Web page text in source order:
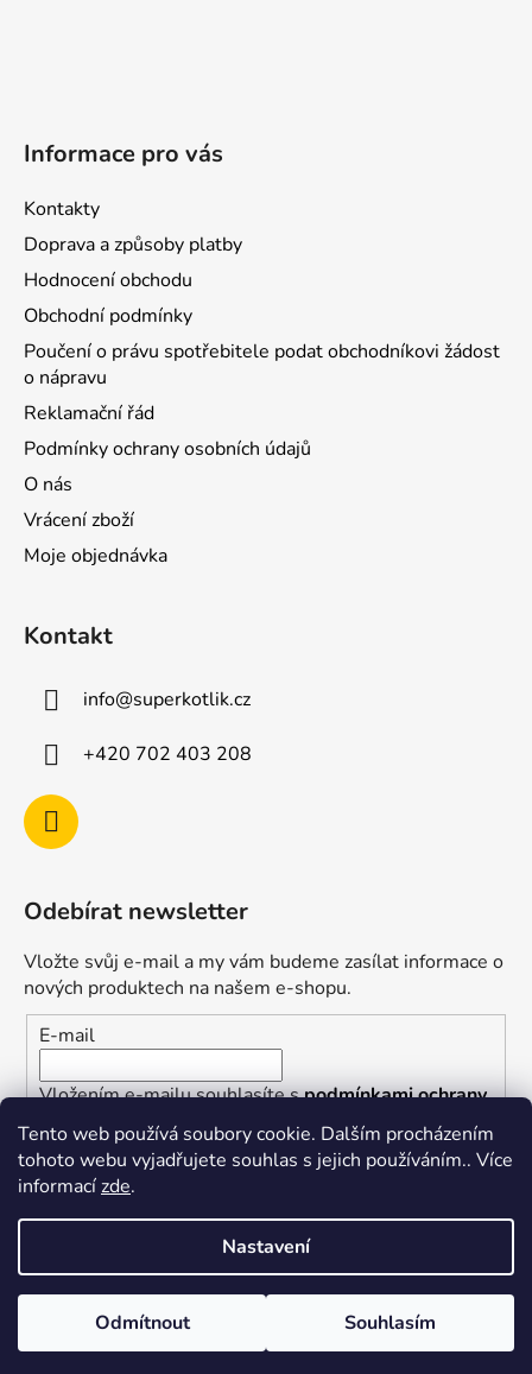
Tento web používá soubory cookie. Dalším procházením
tohoto webu vyjadřujete souhlas s jejich používáním.. Více
informacízde.
Nastavení
Odmítnout Souhlasím
Informace pro vás
Kontakty
Doprava a způsoby platby
Hodnocení obchodu
Obchodní podmínky
Poučení o právu spotřebitele podat obchodníkovi žádost
o nápravu
Reklamační řád
Podmínky ochrany osobních údajů
O nás
Vrácení zboží
Moje objednávka
Kontakt
info@superkotlik.cz
+420 702 403 208
Odebírat newsletter
Vložte svůj e-mail a my vám budeme zasílat informace o
nových produktech na našem e-shopu.
E-mail
Vložením e-mailu souhlasíte spodmínkami ochrany
osobních údajů
PŘIHLÁSIT SE
Vytvořil Shoptet
Copyright 2026
. Všechna práva
vyhrazena.